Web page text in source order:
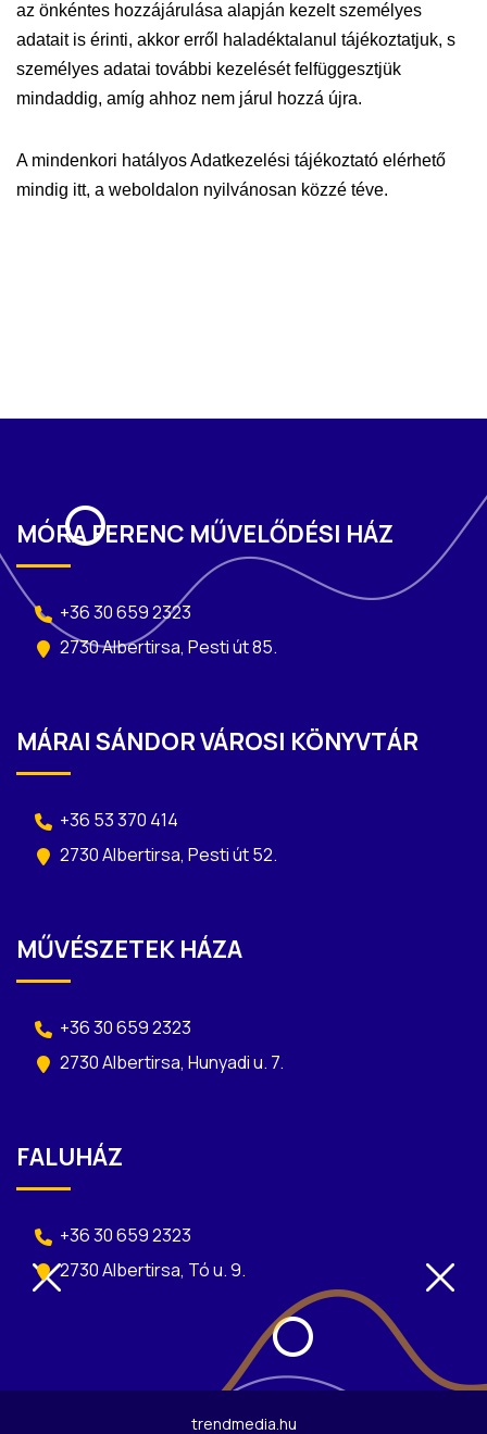
az önkéntes hozzájárulása alapján kezelt személyes
adatait is érinti, akkor erről haladéktalanul tájékoztatjuk, s
személyes adatai további kezelését felfüggesztjük
mindaddig, amíg ahhoz nem járul hozzá újra.
A mindenkori hatályos Adatkezelési tájékoztató elérhető
mindig itt, a weboldalon nyilvánosan közzé téve.
MÓRA FERENC MŰVELŐDÉSI HÁZ
+36 30 659 2323
2730 Albertirsa, Pesti út 85.
MÁRAI SÁNDOR VÁROSI KÖNYVTÁR
+36 53 370 414
2730 Albertirsa, Pesti út 52.
MŰVÉSZETEK HÁZA
+36 30 659 2323
2730 Albertirsa, Hunyadi u. 7.
FALUHÁZ
+36 30 659 2323
2730 Albertirsa, Tó u. 9.
trendmedia.hu